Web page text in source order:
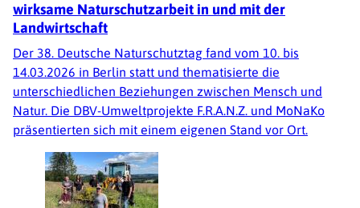
wirksame Naturschutzarbeit in und mit der
Landwirtschaft
Der 38. Deutsche Naturschutztag fand vom 10. bis
14.03.2026 in Berlin statt und thematisierte die
unterschiedlichen Beziehungen zwischen Mensch und
Natur. Die DBV-Umweltprojekte F.R.A.N.Z. und MoNaKo
präsentierten sich mit einem eigenen Stand vor Ort.